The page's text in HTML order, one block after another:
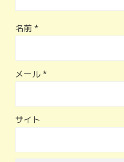
名前 *
メール *
サイト